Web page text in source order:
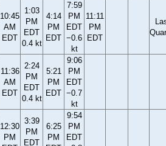
10:45
AM
EDT
1:03
PM
EDT
0.4 kt
4:14
PM
EDT
7:59
PM
EDT
−0.6
kt
11:11
PM
EDT
11:36
AM
EDT
2:24
PM
EDT
0.4 kt
5:21
PM
EDT
9:06
PM
EDT
−0.7
kt
12:30
PM
3:39
PM
EDT
6:25
PM
9:54
PM
EDT